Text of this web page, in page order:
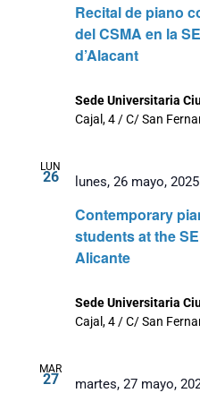
Recital de piano
del CSMA en la
d’Alacant
Sede Universitaria
Cajal, 4 / C/ San
LUN
26
Contemporary
students at the
Alicante
lunes, 26 mayo,
Sede Universitaria
Cajal, 4 / C/ San
MAR
27 martes, 27 mayo,